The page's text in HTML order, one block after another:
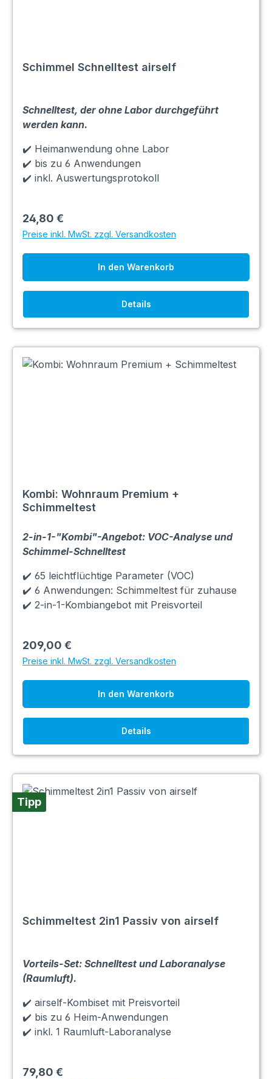
Schimmel Schnelltest airself
Schnelltest, der ohne Labor durchgeführt
werden kann.
✔️ Heimanwendung ohne Labor
✔️ bis zu 6 Anwendungen
✔️ inkl. Auswertungsprotokoll
24,80 €
Preise inkl. MwSt. zzgl. Versandkosten
In den Warenkorb
Details
Kombi: Wohnraum Premium +
Schimmeltest
2-in-1-"Kombi"-Angebot: VOC-Analyse und
Schimmel-Schnelltest
✔️ 65 leichtflüchtige Parameter (VOC)
✔️ 6 Anwendungen: Schimmeltest für zuhause
✔️ 2-in-1-Kombiangebot mit Preisvorteil
209,00 €
Preise inkl. MwSt. zzgl. Versandkosten
In den Warenkorb
Details
Tipp
Schimmeltest 2in1 Passiv von airself
Vorteils-Set: Schnelltest und Laboranalyse
(Raumluft).
✔️ airself-Kombiset mit Preisvorteil
✔️ bis zu 6 Heim-Anwendungen
✔️ inkl. 1 Raumluft-Laboranalyse
79,80 €